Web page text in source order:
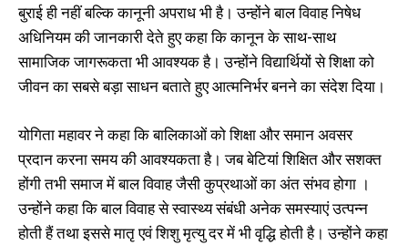
बुराई ही नहीं बल्कि कानूनी अपराध भी है। उन्होंने बाल विवाह निषेध
अधिनियम की जानकारी देते हुए कहा कि कानून के साथ-साथ
सामाजिक जागरूकता भी आवश्यक है। उन्होंने विद्यार्थियों से शिक्षा को
जीवन का सबसे बड़ा साधन बताते हुए आत्मनिर्भर बनने का संदेश दिया।
योगिता महावर ने कहा कि बालिकाओं को शिक्षा और समान अवसर
प्रदान करना समय की आवश्यकता है। जब बेटियां शिक्षित और सशक्त
होंगी तभी समाज में बाल विवाह जैसी कुप्रथाओं का अंत संभव होगा ।
उन्होंने कहा कि बाल विवाह से स्वास्थ्य संबंधी अनेक समस्याएं उत्पन्न
होती हैं तथा इससे मातृ एवं शिशु मृत्यु दर में भी वृद्धि होती है। उन्होंने कहा